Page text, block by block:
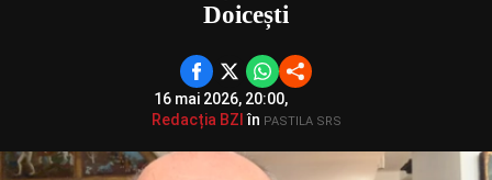
Doicești
16 mai 2026, 20:00,
Redacția BZI în PASTILA SRS